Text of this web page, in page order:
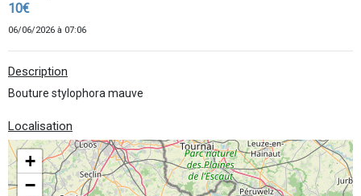
10€
06/06/2026 à 07:06
Description
Bouture stylophora mauve
Localisation
+
−